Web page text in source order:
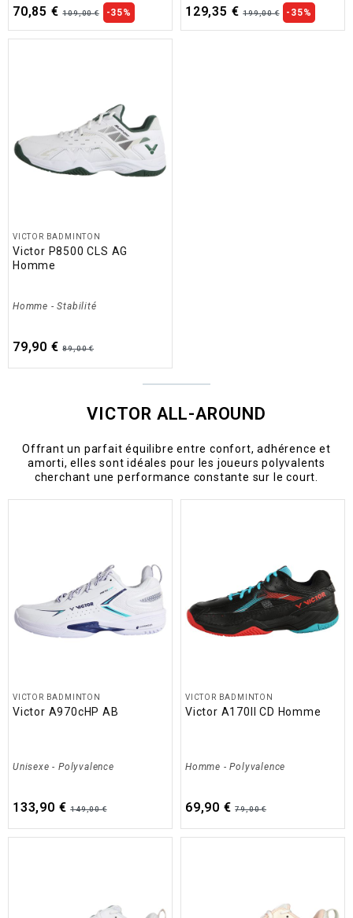
70,85 € 109,00 € -35% 129,35 € 199,00 € -35%
VICTOR BADMINTON
Victor P8500 CLS AG
Homme
Homme -Stabilité
79,90 € 89,00 €
VICTOR ALL-AROUND
Offrant un parfait équilibre entre confort, adhérence et
amorti, elles sont idéales pour les joueurs polyvalents
cherchant une performance constante sur le court.
VICTOR BADMINTON
Victor A970cHP AB
Unisexe -Polyvalence
133,90 € 149,00 €
VICTOR BADMINTON
Victor A170II CD Homme
Homme -Polyvalence
69,90 € 79,00 €